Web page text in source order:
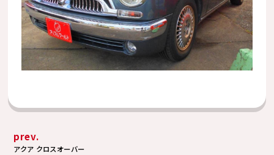
prev.
アクア クロスオーバー